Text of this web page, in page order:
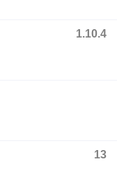
1.10.4
13